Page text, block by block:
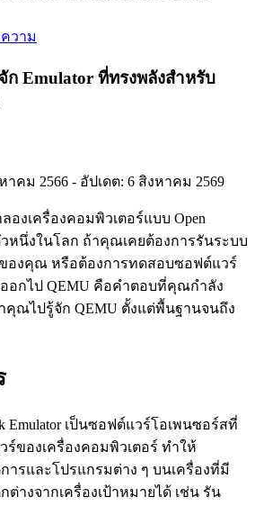
วาม
ก Emulator ที่ทรงพลังสำหรับ
าคม 2566 - อัปเดต: 6 สิงหาคม 2569
องเครื่องคอมพิวเตอร์แบบ Open
วหนึ่งในโลก ถ้าคุณเคยต้องการรันระบบ
องคุณ หรือต้องการทดสอบซอฟต์แวร์
อกไป QEMU คือคำตอบที่คุณกำลัง
ณไปรู้จัก QEMU ตั้งแต่พื้นฐานจนถึง
Emulator เป็นซอฟต์แวร์โอเพนซอร์สที่
ของเครื่องคอมพิวเตอร์ ทำให้
ารและโปรแกรมต่าง ๆ บนเครื่องที่มี
ต่างจากเครื่องเป้าหมายได้ เช่น รัน